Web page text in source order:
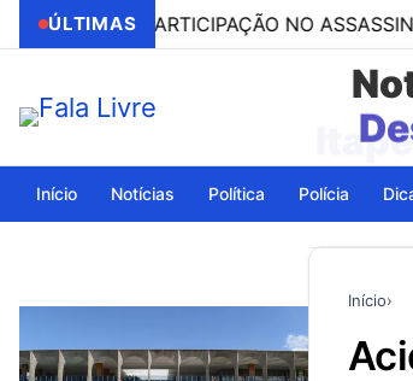
ÚLTIMAS
PARTICIPAÇÃO NO ASSASSINATO
Início Notícias Política Polícia
Início›